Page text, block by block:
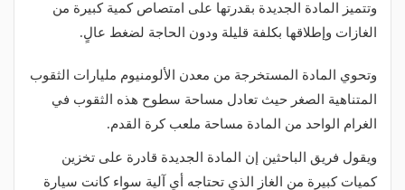
وتتميز المادة الجديدة بقدرتها على امتصاص كمية كبيرة من
الغازات وإطلاقها بكلفة قليلة ودون الحاجة لضغط عالٍ.
وتحوي المادة المستخرجة من معدن الألومنيوم مليارات الثقوب
المتناهية الصغر حيث تعادل مساحة سطوح هذه الثقوب في
الغرام الواحد من المادة مساحة ملعب كرة القدم.
ويقول فريق الباحثين إن المادة الجديدة قادرة على تخزين
كميات كبيرة من الغاز الذي تحتاجه أي آلية سواء كانت سيارة